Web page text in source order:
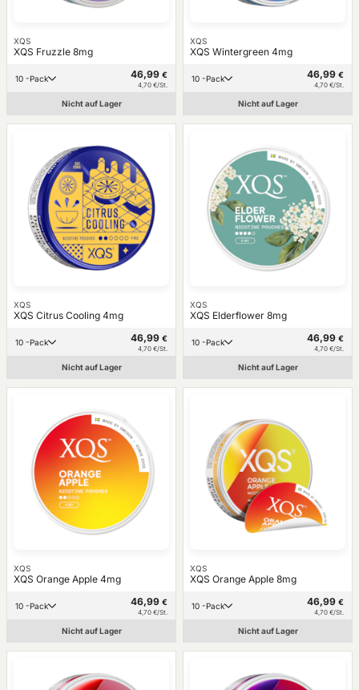
XQS
XQS Fruzzle 8mg
10 -Pack 46,99 €
4,70 €/St.
Nicht auf Lager
XQS
XQS Wintergreen 4mg
10 -Pack 46,99 €
4,70 €/St.
Nicht auf Lager
XQS
XQS Citrus Cooling 4mg
10 -Pack 46,99 €
4,70 €/St.
Nicht auf Lager
XQS
XQS Elderflower 8mg
10 -Pack 46,99 €
4,70 €/St.
Nicht auf Lager
XQS
XQS Orange Apple 4mg
10 -Pack 46,99 €
4,70 €/St.
Nicht auf Lager
XQS
XQS Orange Apple 8mg
10 -Pack 46,99 €
4,70 €/St.
Nicht auf Lager